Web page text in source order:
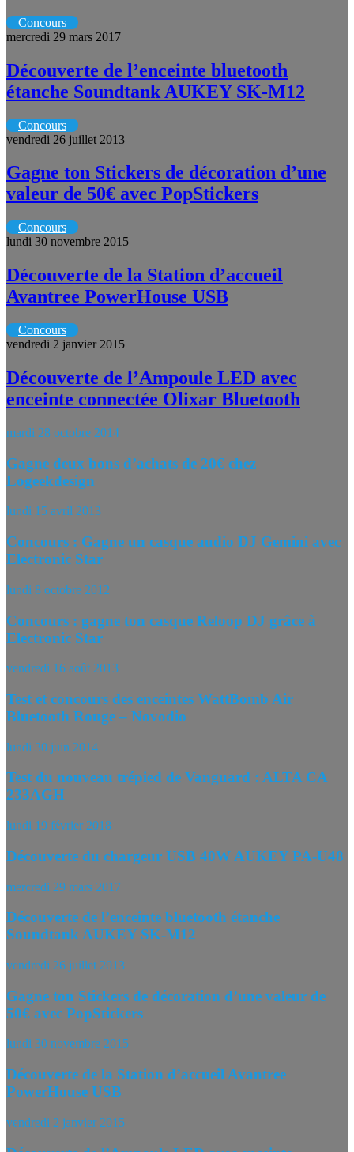
Concours
mercredi 29 mars 2017
Découverte de l’enceinte bluetooth
étanche Soundtank AUKEY SK-M12
Concours
vendredi 26 juillet 2013
Gagne ton Stickers de décoration d’une
valeur de 50€ avec PopStickers
Concours
lundi 30 novembre 2015
Découverte de la Station d’accueil
Avantree PowerHouse USB
Concours
vendredi 2 janvier 2015
Découverte de l’Ampoule LED avec
enceinte connectée Olixar Bluetooth
mardi 28 octobre 2014
Gagne deux bons d’achats de 20€ chez
Logeekdesign
lundi 15 avril 2013
Concours : Gagne un casque audio DJ Gemini avec
Electronic Star
lundi 8 octobre 2012
Concours : gagne ton casque Reloop DJ grâce à
Electronic Star
vendredi 16 août 2013
Test et concours des enceintes WattBomb Air
Bluetooth Rouge – Novodio
lundi 30 juin 2014
Test du nouveau trépied de Vanguard : ALTA CA
233AGH
lundi 19 février 2018
Découverte du chargeur USB 40W AUKEY PA-U48
mercredi 29 mars 2017
Découverte de l’enceinte bluetooth étanche
Soundtank AUKEY SK-M12
vendredi 26 juillet 2013
Gagne ton Stickers de décoration d’une valeur de
50€ avec PopStickers
lundi 30 novembre 2015
Découverte de la Station d’accueil Avantree
PowerHouse USB
vendredi 2 janvier 2015